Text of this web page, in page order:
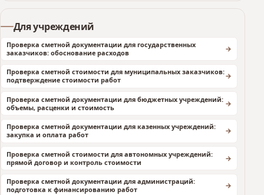
Для учреждений
Проверка сметной документации для государственных
заказчиков: обоснование расходов
Проверка сметной стоимости для муниципальных заказчиков:
подтверждение стоимости работ
Проверка сметной документации для бюджетных учреждений:
объемы, расценки и стоимость
Проверка сметной документации для казенных учреждений:
закупка и оплата работ
Проверка сметной стоимости для автономных учреждений:
прямой договор и контроль стоимости
Проверка сметной документации для администраций:
подготовка к финансированию работ